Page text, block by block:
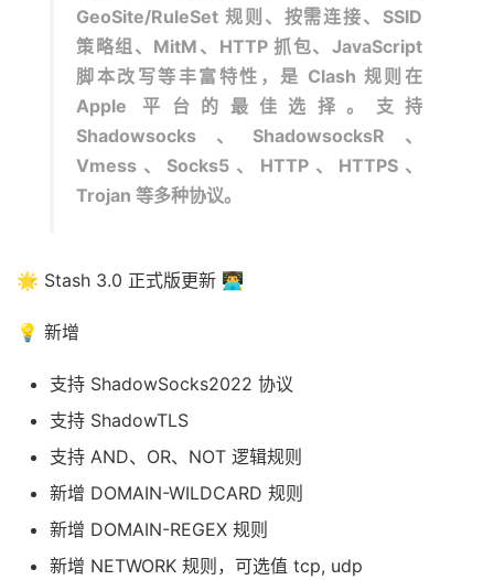
GeoSite/RuleSet 规则、按需连接、SSID
策略组、MitM、HTTP 抓包、JavaScript
脚本改写等丰富特性，是 Clash 规则在
Apple 平台的最佳选择。支持
Shadowsocks、ShadowsocksR、
Vmess、Socks5、HTTP、HTTPS、
Trojan 等多种协议。
🌟 Stash 3.0 正式版更新 👨‍💻
💡 新增
支持 ShadowSocks2022 协议
支持 ShadowTLS
支持 AND、OR、NOT 逻辑规则
新增 DOMAIN-WILDCARD 规则
新增 DOMAIN-REGEX 规则
新增 NETWORK 规则，可选值 tcp, udp